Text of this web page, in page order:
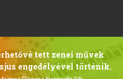
tett zenei művek
engedélyével történik.